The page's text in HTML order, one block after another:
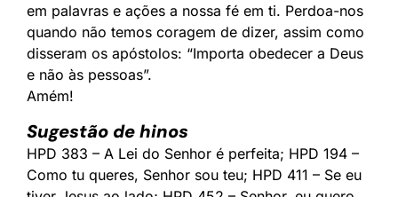
em palavras e ações a nossa fé em ti. Perdoa-nos
quando não temos coragem de dizer, assim como
disseram os apóstolos: “Importa obedecer a Deus
e não às pessoas”.
Amém!
Sugestão de hinos
HPD 383 – A Lei do Senhor é perfeita; HPD 194 –
Como tu queres, Senhor sou teu; HPD 411 – Se eu